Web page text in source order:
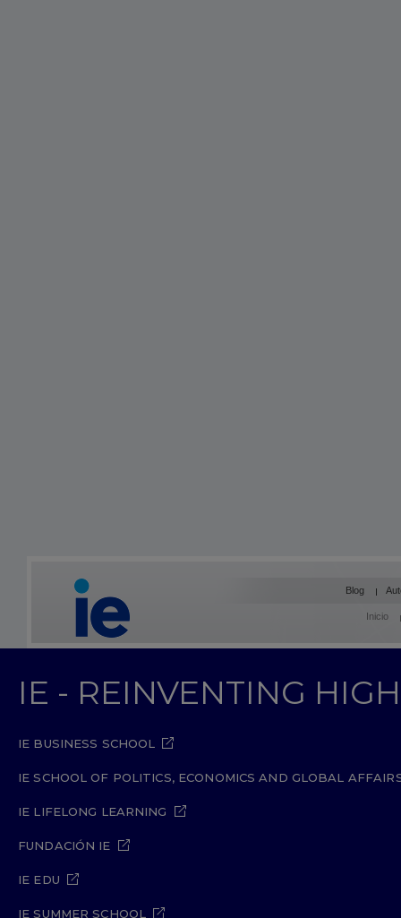
Blog
Inicio
IE - REINVENTING
IE BUSINESS SCHOOL
IE SCHOOL OF POLITICS, ECONOMICS AND GLOBAL
IE LIFELONG LEARNING
FUNDACIÓN IE
IE EDU
IE SUMMER SCHOOL